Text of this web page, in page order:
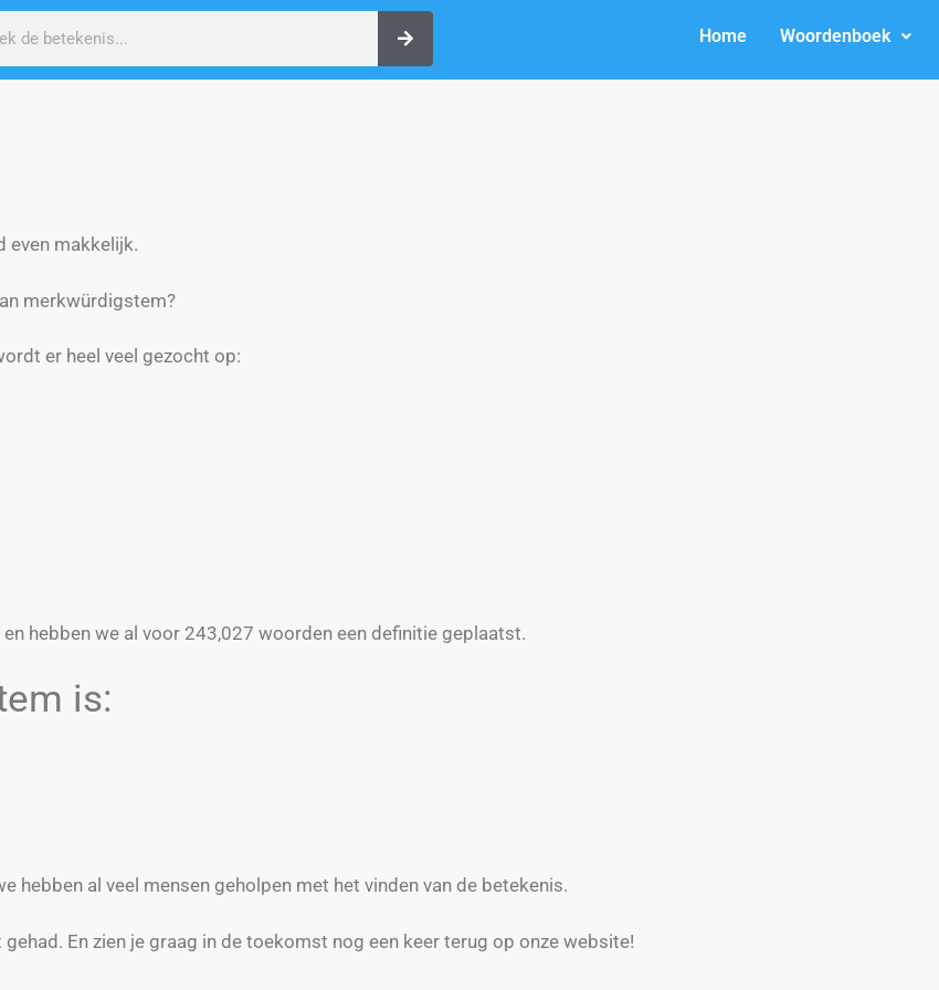
Home Woordenboek
even makkelijk.
merkwürdigstem?
er heel veel gezocht op:
hebben we al voor 243,027 woorden een definitie geplaatst.
is:
hebben al veel mensen geholpen met het vinden van de betekenis.
En zien je graag in de toekomst nog een keer terug op onze website!